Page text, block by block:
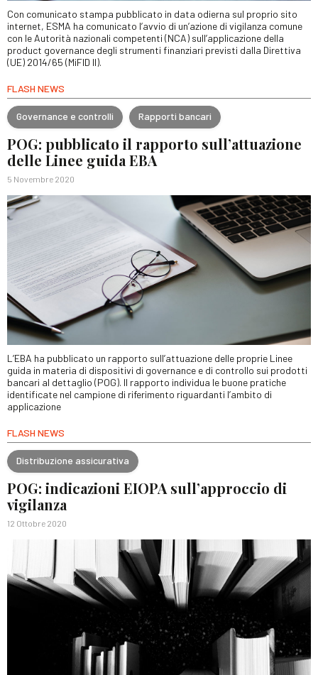
Con comunicato stampa pubblicato in data odierna sul proprio sito
internet, ESMA ha comunicato l’avvio di un’azione di vigilanza comune
con le Autorità nazionali competenti (NCA) sull’applicazione della
product governance degli strumenti finanziari previsti dalla Direttiva
(UE) 2014/65 (MiFID II).
FLASH NEWS
Governance e controlli Rapporti bancari
POG: pubblicato il rapporto sull’attuazione
delle Linee guida EBA
5 Novembre 2020
L’EBA ha pubblicato un rapporto sull’attuazione delle proprie Linee
guida in materia di dispositivi di governance e di controllo sui prodotti
bancari al dettaglio (POG). Il rapporto individua le buone pratiche
identificate nel campione di riferimento riguardanti l’ambito di
applicazione
FLASH NEWS
Distribuzione assicurativa
POG: indicazioni EIOPA sull’approccio di
vigilanza
12 Ottobre 2020